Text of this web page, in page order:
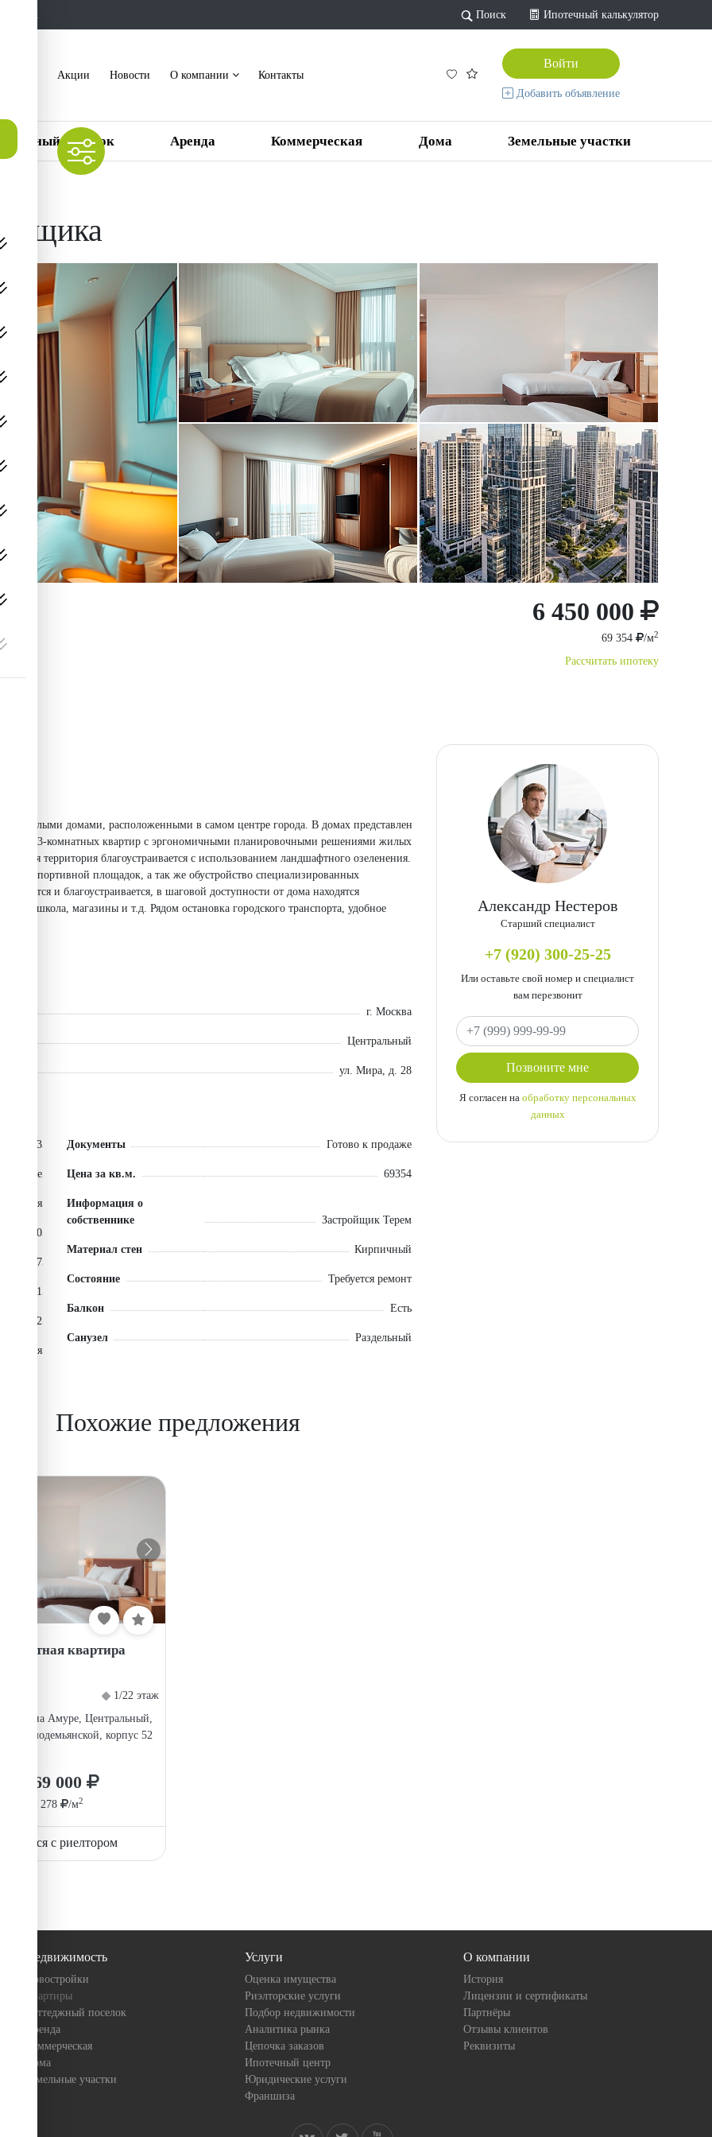
звонок Поиск Ипотечный калькулятор
Акции Новости О компании Контакты
Войти
Добавить объявление
поселок Аренда Коммерческая Дома Земельные участки
6 450 000
69 354 /м2
Рассчитать ипотеку
жилыми домами, расположенными в самом центре города. В домах представлен
3-комнатных квартир с эргономичными планировочными решениями жилых
территория благоустраивается с использованием ландшафтного озеленения.
и спортивной площадок, а так же обустройство специализированных
и благоустраивается, в шаговой доступности от дома находятся
сад, школа, магазины и т.д. Рядом остановка городского транспорта, удобное
г. Москва
Центральный
ул. Мира, д. 28
93
10
17
21
Документы Готово к продаже
Цена за кв.м. 69354
Информация о
собственнике
Застройщик Терем
Материал стен Кирпичный
Состояние Требуется ремонт
Балкон Есть
Санузел Раздельный
Александр Нестеров
Старший специалист
+7 (920) 300-25-25
Или оставьте свой номер и специалист
вам перезвонит
Ваш телефон
Позвоните мне
Я согласен на обработку персональных
данных
Похожие предложения
комнатная квартира
1/22 этаж
на Амуре, Центральный,
Космодемьянской, корпус 52
8 869 000
85 278 /м2
Связаться с риелтором
Недвижимость
Новостройки
Квартиры
Коттеджный поселок
Аренда
Коммерческая
Дома
Земельные участки
Услуги
Оценка имущества
Риэлторские услуги
Подбор недвижимости
Аналитика рынка
Цепочка заказов
Ипотечный центр
Юридические услуги
Франшиза
О компании
История
Лицензии и сертификаты
Партнёры
Отзывы клиентов
Реквизиты